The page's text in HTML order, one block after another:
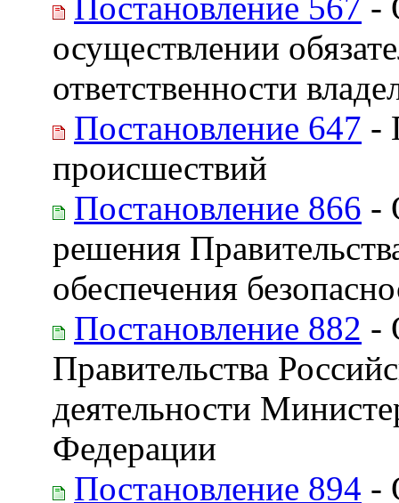
осуществлении
ответственности
Постановление 647 -
происшествий
Постановление 866 -
решения
обеспечения
Постановление 882 -
Правительства
деятельности
Федерации
Постановление 894 -